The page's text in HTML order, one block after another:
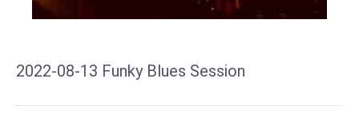
2022-08-13 Funky Blues Session